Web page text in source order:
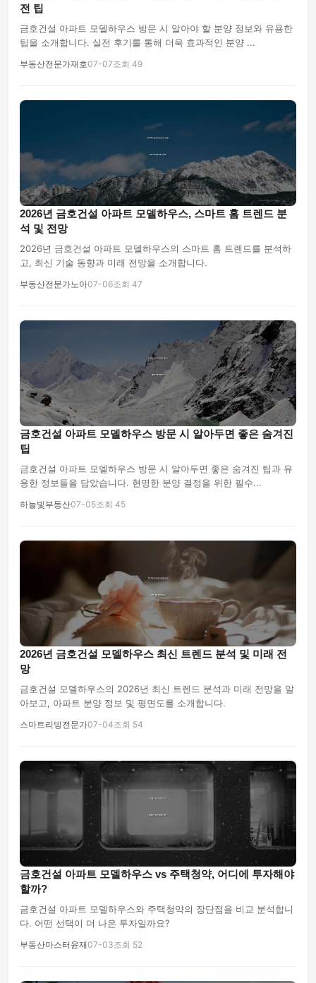
전 팁
금호건설 아파트 모델하우스 방문 시 알아야 할 분양 정보와 유용한
팁을 소개합니다. 실전 후기를 통해 더욱 효과적인 분양 ...
부동산전문가재호07-07조회 49
2026년 금호건설 아파트 모델하우스, 스마트 홈 트렌드 분
석 및 전망
2026년 금호건설 아파트 모델하우스의 스마트 홈 트렌드를 분석하
고, 최신 기술 동향과 미래 전망을 소개합니다.
부동산전문가노아07-06조회 47
금호건설 아파트 모델하우스 방문 시 알아두면 좋은 숨겨진
팁
금호건설 아파트 모델하우스 방문 시 알아두면 좋은 숨겨진 팁과 유
용한 정보들을 담았습니다. 현명한 분양 결정을 위한 필수...
하늘빛부동산07-05조회 45
2026년 금호건설 모델하우스 최신 트렌드 분석 및 미래 전
망
금호건설 모델하우스의 2026년 최신 트렌드 분석과 미래 전망을 알
아보고, 아파트 분양 정보 및 평면도를 소개합니다.
스마트리빙전문가07-04조회 54
금호건설 아파트 모델하우스 vs 주택청약, 어디에 투자해야
할까?
금호건설 아파트 모델하우스와 주택청약의 장단점을 비교 분석합니
다. 어떤 선택이 더 나은 투자일까요?
부동산마스터윤재07-03조회 52